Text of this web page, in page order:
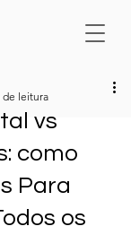
vs
como
Para
os
de leitura